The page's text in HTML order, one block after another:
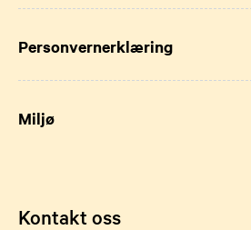
Personvernerklæring
Miljø
Kontakt oss